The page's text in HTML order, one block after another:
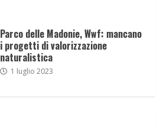
Parco delle Madonie, Wwf: mancano
i progetti di valorizzazione
naturalistica
1 luglio 2023